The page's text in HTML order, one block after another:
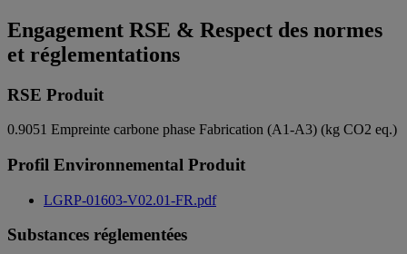
Engagement RSE & Respect des normes
et réglementations
RSE Produit
0.9051 Empreinte carbone phase Fabrication (A1-A3) (kg CO2 eq.)
Profil Environnemental Produit
LGRP-01603-V02.01-FR.pdf
Substances réglementées